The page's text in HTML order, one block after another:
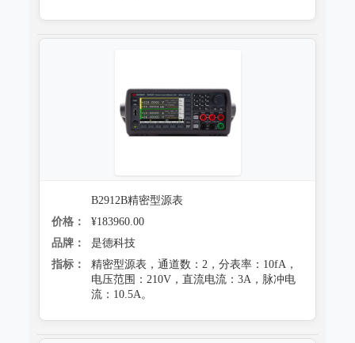
B2912B精密型源表
价格：
¥183960.00
品牌：
是德科技
指标：
精密型源表，通道数：2，分表率：10fA，
电压范围：210V，直流电流：3A，脉冲电
流：10.5A。